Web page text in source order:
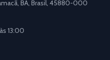
BA, Brasil, 45880-000
13:00